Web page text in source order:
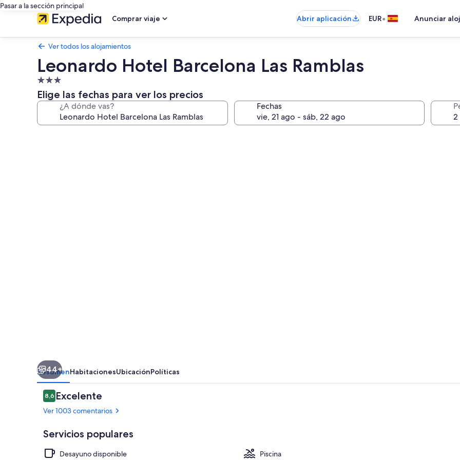
Pasar a la sección principal
Comprar viaje
Abrir aplicación EUR• Anunciar
Ver todos los alojamientos
Leonardo Hotel Barcelona Las Ramblas
Alojamiento
de
3.0 estrellas
Elige las fechas para ver los precios
¿A dónde vas? Fechas
Se ofrece
44+
ResumenHabitacionesUbicaciónPolíticas
Comentarios
8,68,6 de 10
Excelente
Ver 1003 comentarios
Servicios populares
Desayuno disponible
Piscina